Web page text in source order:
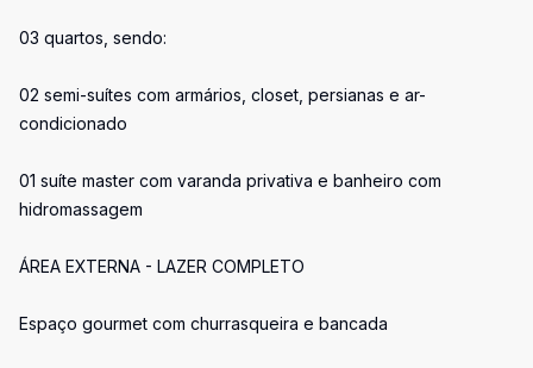
03 quartos, sendo:
02 semi-suítes com armários, closet, persianas e ar-
condicionado
01 suíte master com varanda privativa e banheiro com
hidromassagem
ÁREA EXTERNA - LAZER COMPLETO
Espaço gourmet com churrasqueira e bancada